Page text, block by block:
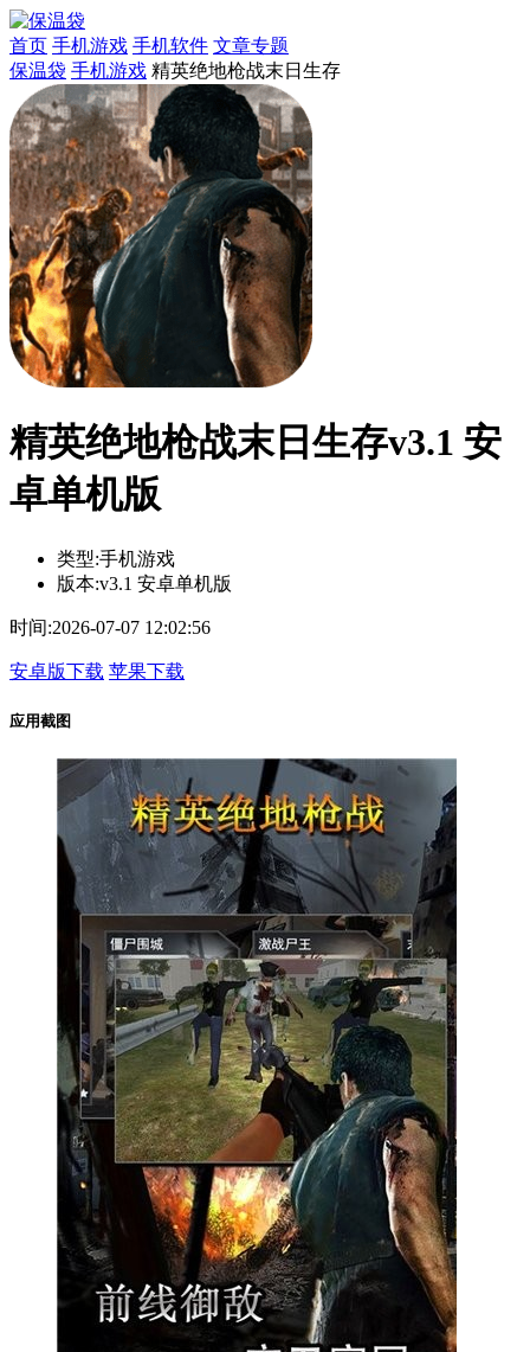
首页 手机游戏 手机软件 文章专题
保温袋 手机游戏 精英绝地枪战末日生存
精英绝地枪战末日生存v3.1 安
卓单机版
类型:手机游戏
版本:v3.1 安卓单机版
时间:2026-07-07 12:02:56
安卓版下载 苹果下载
应用截图